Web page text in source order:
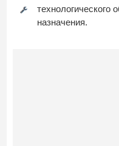
технологического
назначения.